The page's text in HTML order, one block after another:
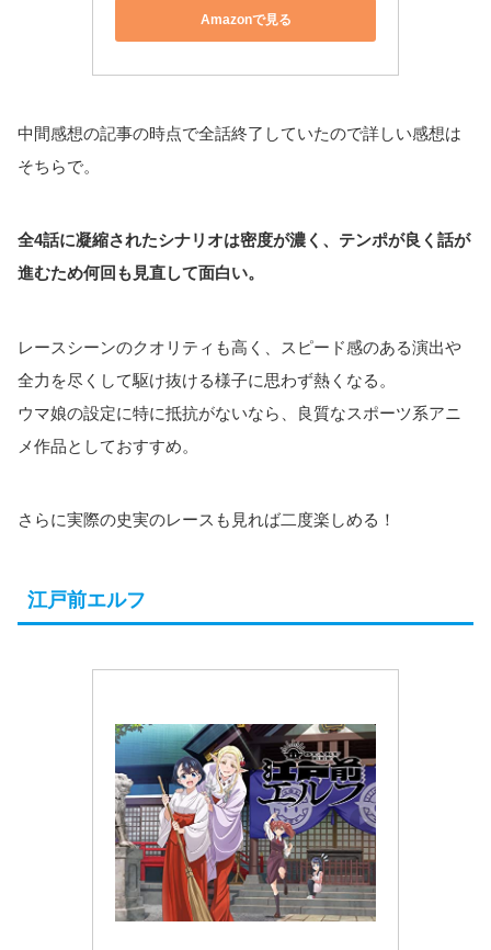
Amazonで見る
中間感想の記事の時点で全話終了していたので詳しい感想は
そちらで。
全4話に凝縮されたシナリオは密度が濃く、テンポが良く話が
進むため何回も見直して面白い。
レースシーンのクオリティも高く、スピード感のある演出や
全力を尽くして駆け抜ける様子に思わず熱くなる。
ウマ娘の設定に特に抵抗がないなら、良質なスポーツ系アニ
メ作品としておすすめ。
さらに実際の史実のレースも見れば二度楽しめる！
江戸前エルフ